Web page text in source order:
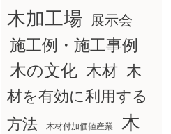
木加工場
展示会
施工例・施工事例
木の文化 木材 木
材を有効に利用する
方法
木材付加価値産業
木